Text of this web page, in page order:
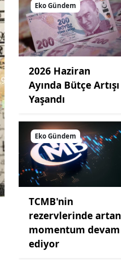
Eko Gündem
2026 Haziran
Ayında Bütçe Artışı
Yaşandı
Eko Gündem
TCMB'nin
rezervlerinde artan
momentum devam
ediyor